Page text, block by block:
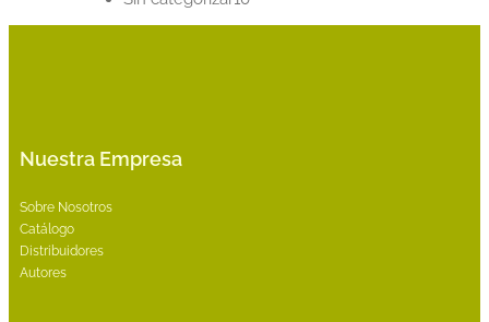
Nuestra Empresa
Sobre Nosotros
Catálogo
Distribuidores
Autores